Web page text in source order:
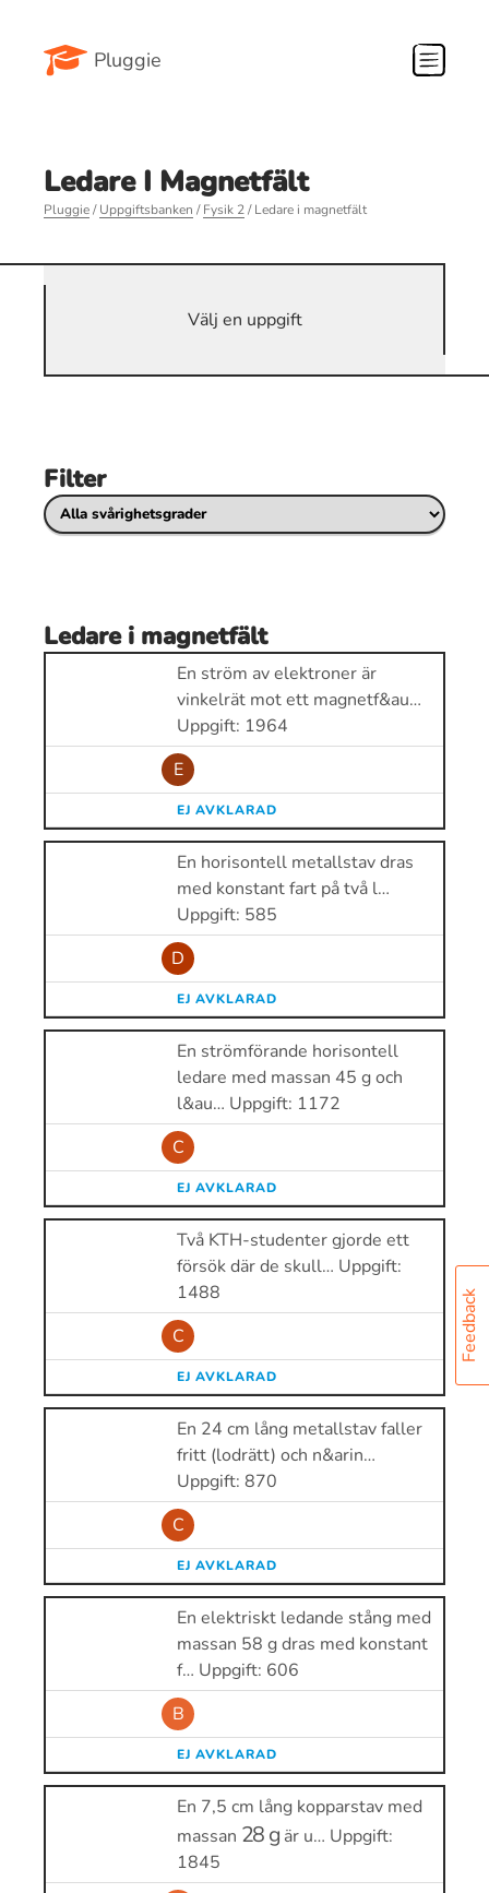
Pluggie
Feedback
Ledare I Magnetfält
Pluggie/Uppgiftsbanken /Fysik 2/ Ledare i magnetfält
Välj en uppgift
Filter
Ledare i magnetfält
En ström av elektroner är
vinkelrät mot ett magnetf&au…
Uppgift: 1964
E
EJ AVKLARAD
En horisontell metallstav dras
med konstant fart på två l…
Uppgift: 585
D
EJ AVKLARAD
En strömförande horisontell
ledare med massan 45 g och
l&au… Uppgift: 1172
C
EJ AVKLARAD
Två KTH-studenter gjorde ett
försök där de skull… Uppgift:
1488
C
EJ AVKLARAD
En 24 cm lång metallstav faller
fritt (lodrätt) och n&arin…
Uppgift: 870
C
EJ AVKLARAD
En elektriskt ledande stång med
massan 58 g dras med konstant
f… Uppgift: 606
B
EJ AVKLARAD
En 7,5 cm lång kopparstav med
massan
28 g
är u… Uppgift:
1845